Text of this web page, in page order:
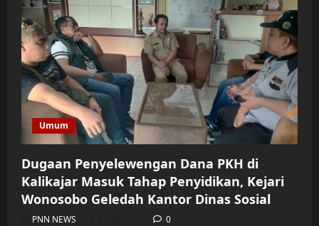
Umum
Dugaan Penyelewengan Dana PKH di
Kalikajar Masuk Tahap Penyidikan, Kejari
Wonosobo Geledah Kantor Dinas Sosial
PNN NEWS 0